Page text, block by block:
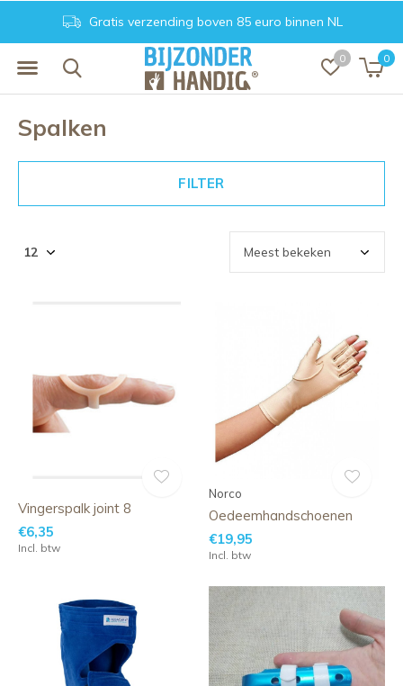
0 0
Gratis verzending boven 85 euro binnen NL
Spalken
FILTER
Vingerspalk joint 8
€6,35
Incl. btw
Norco
Oedeemhandschoenen
€19,95
Incl. btw